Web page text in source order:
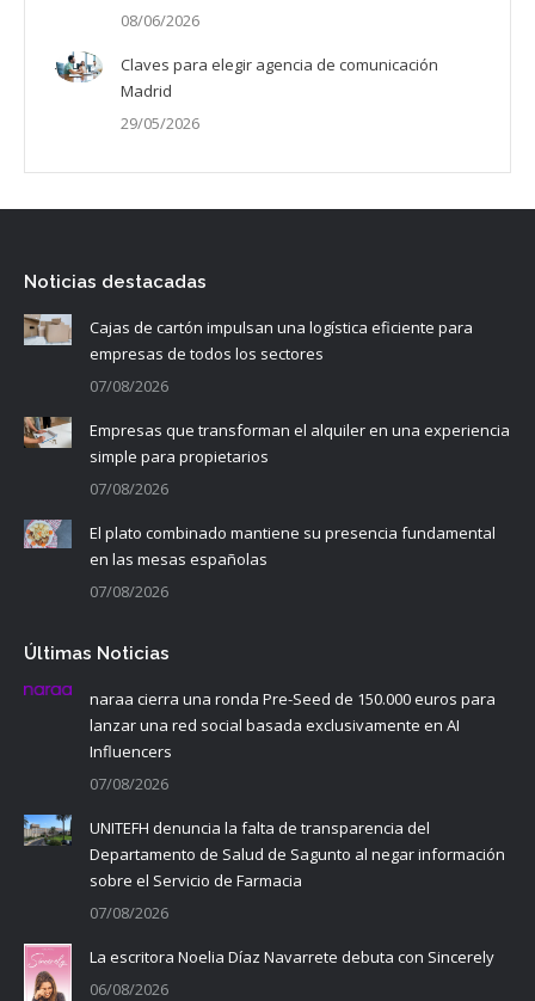
08/06/2026
Claves para elegir agencia de comunicación
Madrid
29/05/2026
Noticias destacadas
Cajas de cartón impulsan una logística eficiente para
empresas de todos los sectores
07/08/2026
Empresas que transforman el alquiler en una experiencia
simple para propietarios
07/08/2026
El plato combinado mantiene su presencia fundamental
en las mesas españolas
07/08/2026
Últimas Noticias
naraa cierra una ronda Pre-Seed de 150.000 euros para
lanzar una red social basada exclusivamente en AI
Influencers
07/08/2026
UNITEFH denuncia la falta de transparencia del
Departamento de Salud de Sagunto al negar información
sobre el Servicio de Farmacia
07/08/2026
La escritora Noelia Díaz Navarrete debuta con Sincerely
06/08/2026